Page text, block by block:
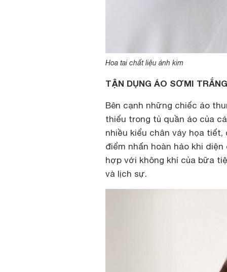
Hoa tai chất liệu ánh kim
TẬN DỤNG ÁO SƠMI TRẮNG
Bên cạnh những chiếc áo
thiếu trong tủ quần áo của
nhiều kiểu chân váy họa
điểm nhấn hoàn hảo khi
hợp với không khí của bữa
và lịch sự.